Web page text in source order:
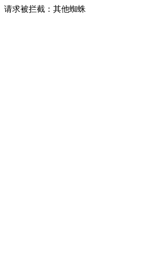
请求被拦截：其他蜘蛛